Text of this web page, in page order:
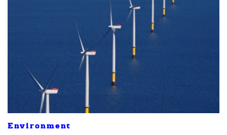
Environment
SHARE